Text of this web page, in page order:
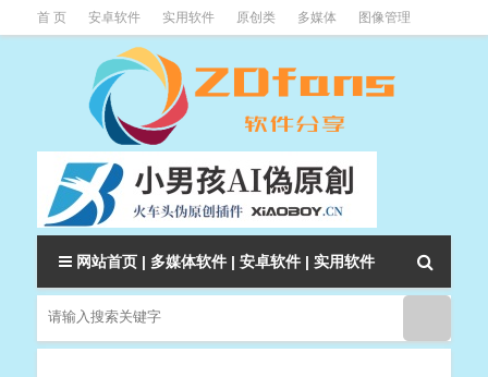
首 页 安卓软件 实用软件 原创类 多媒体 图像管理
下载类
网站首页 | 多媒体软件 | 安卓软件 | 实用软件